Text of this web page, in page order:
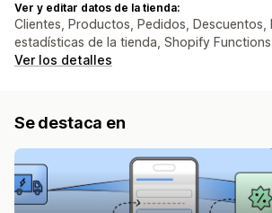
Ver y editar datos de la tienda:
Clientes, Productos, Pedidos, Descuentos,
estadísticas de la tienda, Shopify
Ver los detalles
Se destaca en